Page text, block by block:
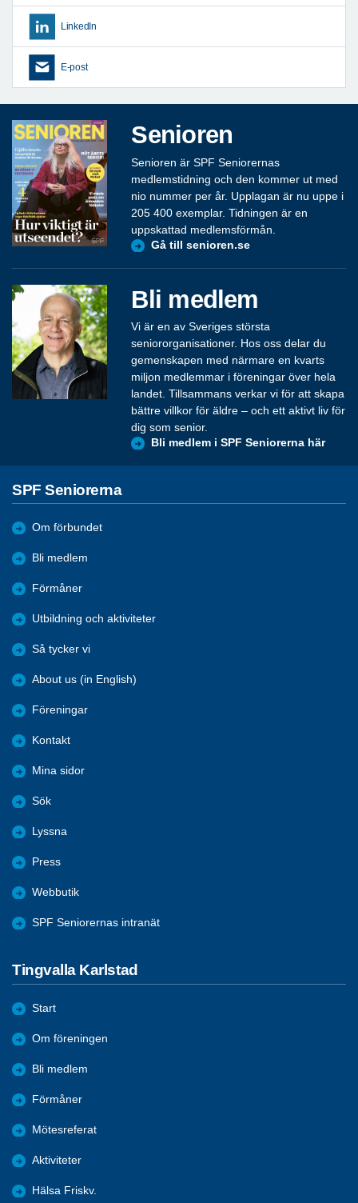
LinkedIn
E-post
Senioren
Senioren är SPF Seniorernas
medlemstidning och den kommer ut med
nio nummer per år. Upplagan är nu uppe i
205 400 exemplar. Tidningen är en
uppskattad medlemsförmån.
Gå till senioren.se
Bli medlem
Vi är en av Sveriges största
seniororganisationer. Hos oss delar du
gemenskapen med närmare en kvarts
miljon medlemmar i föreningar över hela
landet. Tillsammans verkar vi för att skapa
bättre villkor för äldre – och ett aktivt liv för
dig som senior.
Bli medlem i SPF Seniorerna här
SPF Seniorerna
Om förbundet
Bli medlem
Förmåner
Utbildning och aktiviteter
Så tycker vi
About us (in English)
Föreningar
Kontakt
Mina sidor
Sök
Lyssna
Press
Webbutik
SPF Seniorernas intranät
Tingvalla Karlstad
Start
Om föreningen
Bli medlem
Förmåner
Mötesreferat
Aktiviteter
Hälsa Friskv.